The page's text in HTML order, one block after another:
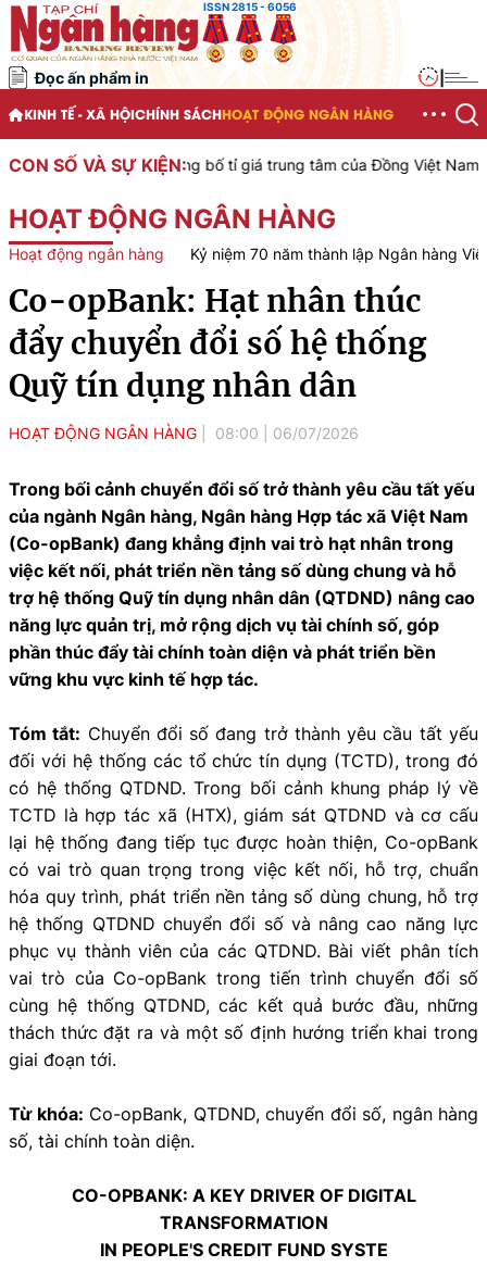
ISSN 2815 - 6056
Đọc ấn phẩm in
KINH TẾ - XÃ HỘICHÍNH SÁCHHOẠT ĐỘNG NGÂN HÀNG
CON SỐ VÀ SỰ KIỆN:
Nam công bố tỉ giá trung tâm của Đồng Việt Nam với Đô la
HOẠT ĐỘNG NGÂN HÀNG
Hoạt động ngân hàng Kỷ niệm 70 năm thành lập Ngân hàng
Co-opBank: Hạt nhân thúc
đẩy chuyển đổi số hệ thống
Quỹ tín dụng nhân dân
HOẠT ĐỘNG NGÂN HÀNG 08:00 06/07/2026
Trong bối cảnh chuyển đổi số trở thành yêu cầu tất yếu
của ngành Ngân hàng, Ngân hàng Hợp tác xã Việt Nam
(Co-opBank) đang khẳng định vai trò hạt nhân trong
việc kết nối, phát triển nền tảng số dùng chung và hỗ
trợ hệ thống Quỹ tín dụng nhân dân (QTDND) nâng cao
năng lực quản trị, mở rộng dịch vụ tài chính số, góp
phần thúc đẩy tài chính toàn diện và phát triển bền
vững khu vực kinh tế hợp tác.
Tóm tắt: Chuyển đổi số đang trở thành yêu cầu tất yếu
đối với hệ thống các tổ chức tín dụng (TCTD), trong đó
có hệ thống QTDND. Trong bối cảnh khung pháp lý về
TCTD là hợp tác xã (HTX), giám sát QTDND và cơ cấu
lại hệ thống đang tiếp tục được hoàn thiện, Co-opBank
có vai trò quan trọng trong việc kết nối, hỗ trợ, chuẩn
hóa quy trình, phát triển nền tảng số dùng chung, hỗ trợ
hệ thống QTDND chuyển đổi số và nâng cao năng lực
phục vụ thành viên của các QTDND. Bài viết phân tích
vai trò của Co-opBank trong tiến trình chuyển đổi số
cùng hệ thống QTDND, các kết quả bước đầu, những
thách thức đặt ra và một số định hướng triển khai trong
giai đoạn tới.
Từ khóa: Co-opBank, QTDND, chuyển đổi số, ngân hàng
số, tài chính toàn diện.
CO-OPBANK: A KEY DRIVER OF DIGITAL
TRANSFORMATION
IN PEOPLE'S CREDIT FUND SYSTE